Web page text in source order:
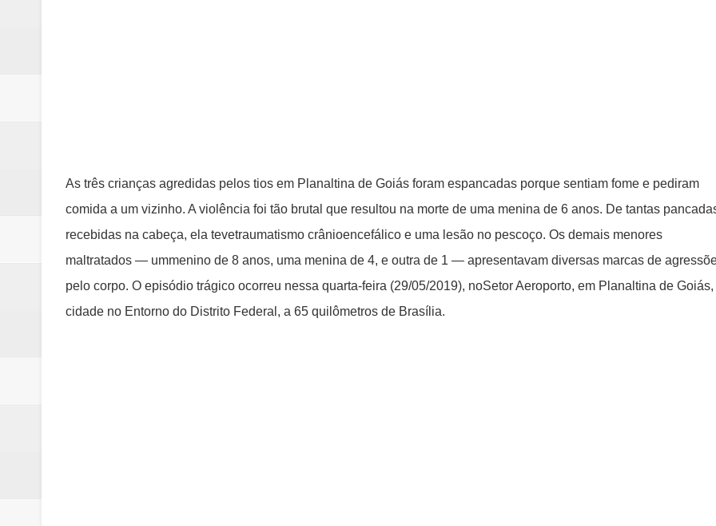
As três crianças agredidas pelos tios em Planaltina de Goiás foram espancadas porque sentiam fome e pediram
comida a um vizinho. A violência foi tão brutal que resultou na morte de uma menina de 6 anos. De tantas
recebidas na cabeça, ela tevetraumatismo crânioencefálico e uma lesão no pescoço. Os demais menores
maltratados — ummenino de 8 anos, uma menina de 4, e outra de 1 — apresentavam diversas marcas de
pelo corpo. O episódio trágico ocorreu nessa quarta-feira (29/05/2019), noSetor Aeroporto, em Planaltina de Goiás,
cidade no Entorno do Distrito Federal, a 65 quilômetros de Brasília.